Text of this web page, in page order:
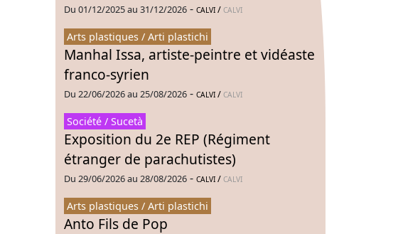
Du 01/12/2025 au 31/12/2026 - CALVI / CALVI
Arts plastiques / Arti plastichi
Manhal Issa, artiste-peintre et vidéaste
franco-syrien
Du 22/06/2026 au 25/08/2026 - CALVI / CALVI
Société / Sucetà
Exposition du 2e REP (Régiment
étranger de parachutistes)
Du 29/06/2026 au 28/08/2026 - CALVI / CALVI
Arts plastiques / Arti plastichi
Anto Fils de Pop